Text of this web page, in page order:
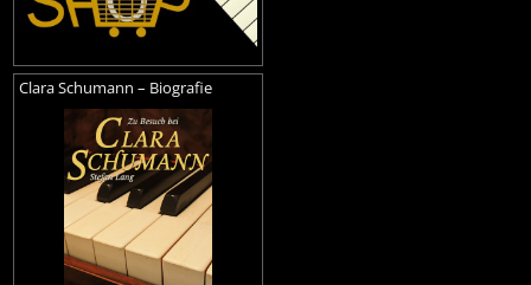
Clara Schumann – Biografie